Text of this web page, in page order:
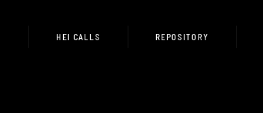
HEI CALLS REPOSITORY